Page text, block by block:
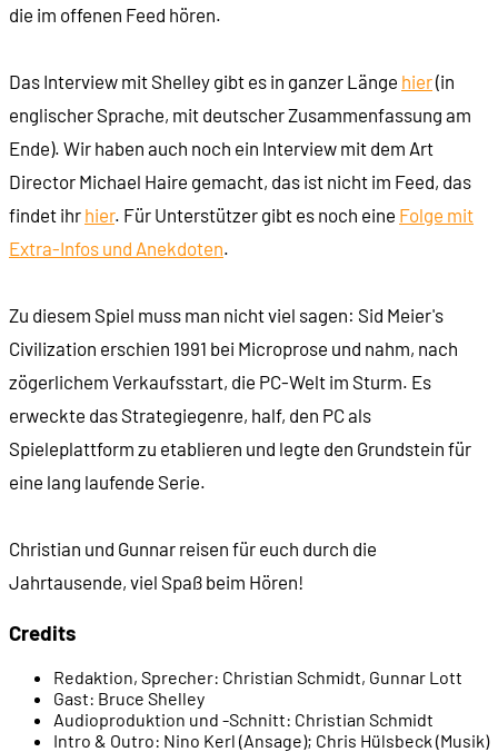
00:21:33 Konflikte bei Microprose: Sid Meier vs. Bill
00:27:02 Idee und Inspirationen für Civilization
00:30:22 Mai 1990: Der erste Prototyp
00:31:44 Covert Action muss fertig werden
00:32:59 Civilization wird rundenbasiert
00:34:14 Das Arbeitsteam Sid Meier / Bruce Shelley
00:40:50 Potenzial und Probleme
00:45:17
00:47:40 Verhandlung um den Namen
die im offenen Feed hören.
Das Interview mit Shelley gibt es in ganzer Länge hier(in
englischer Sprache, mit deutscher Zusammenfassung am
Ende). Wir haben auch noch ein Interview mit dem Art
Director Michael Haire gemacht, das ist nicht im Feed, das
findet ihr hier. Für Unterstützer gibt es noch eine Folge mit
Extra-Infos und Anekdoten.
Zu diesem Spiel muss man nicht viel sagen: Sid Meier's
Civilization erschien 1991 bei Microprose und nahm, nach
zögerlichem Verkaufsstart, die PC-Welt im Sturm. Es
erweckte das Strategiegenre, half, den PC als
Spieleplattform zu etablieren und legte den Grundstein für
eine lang laufende Serie.
Christian und Gunnar reisen für euch durch die
Jahrtausende, viel Spaß beim Hören!
Credits
Redaktion, Sprecher: Christian Schmidt, Gunnar Lott
Gast: Bruce Shelley
Audioproduktion und -Schnitt: Christian Schmidt
Intro & Outro: Nino Kerl (Ansage); Chris Hülsbeck (Musik)